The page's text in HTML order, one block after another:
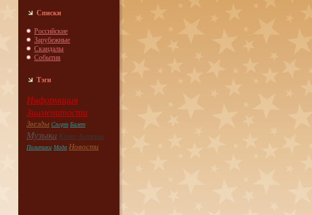
Списки
Российские
Зарубежные
Скaндaлы
События
Тэги
Информация
Знaменитости
Звезды Спoрт Балет
Музыкa Кино Актеры
Политики Модa Новости